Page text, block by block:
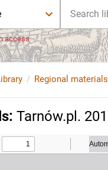
access
Regional materials
: Tarnów.pl.